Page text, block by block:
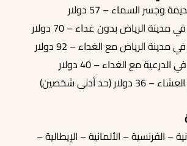
وجسر السماء – 57 دولار
الرياض بدون غداء – 70 دولار
الرياض مع الغداء – 92 دولار
مع الغداء – 40 دولار
(حد أدنى شخصين)
– الفرنسية – الألمانية – الإيطالية –